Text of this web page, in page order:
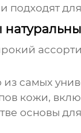
подходят
самых
кожи,
основы